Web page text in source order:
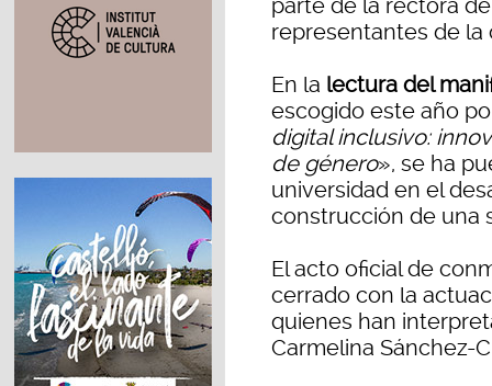
parte de la rectora
representantes de la
En la lectura del
escogido este año
digital inclusivo:
de género», se ha
universidad en el
construcción de una
El acto oficial de
cerrado con la
quienes han
Carmelina Sánchez-